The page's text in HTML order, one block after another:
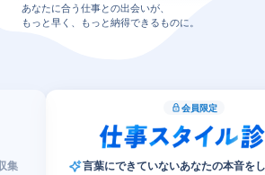
あなたに合う仕事との出会いが、
もっと早く、もっと納得できるものに。
集
会員限定
言葉にできていないあなたの本音を